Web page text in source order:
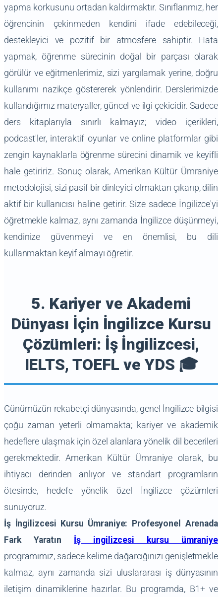
yapma korkusunu ortadan kaldırmaktır. Sınıflarımız, her
öğrencinin çekinmeden kendini ifade edebileceği,
destekleyici ve pozitif bir atmosfere sahiptir. Hata
yapmak, öğrenme sürecinin doğal bir parçası olarak
görülür ve eğitmenlerimiz, sizi yargılamak yerine, doğru
kullanımı nazikçe göstererek yönlendirir. Derslerimizde
kullandığımız materyaller, güncel ve ilgi çekicidir. Sadece
ders kitaplarıyla sınırlı kalmayız; video içerikleri,
podcast'ler, interaktif oyunlar ve online platformlar gibi
zengin kaynaklarla öğrenme sürecini dinamik ve keyifli
hale getiririz. Sonuç olarak, Amerikan Kültür Ümraniye
metodolojisi, sizi pasif bir dinleyici olmaktan çıkarıp, dilin
aktif bir kullanıcısı haline getirir. Size sadece İngilizce'yi
öğretmekle kalmaz, aynı zamanda İngilizce düşünmeyi,
kendinize güvenmeyi ve en önemlisi, bu dili
kullanmaktan keyif almayı öğretir.
5. Kariyer ve Akademi
Dünyası İçin İngilizce Kursu
Çözümleri: İş İngilizcesi,
IELTS, TOEFL ve YDS 🎓
Günümüzün rekabetçi dünyasında, genel İngilizce bilgisi
çoğu zaman yeterli olmamakta; kariyer ve akademik
hedeflere ulaşmak için özel alanlara yönelik dil becerileri
gerekmektedir. Amerikan Kültür Ümraniye olarak, bu
ihtiyacı derinden anlıyor ve standart programların
ötesinde, hedefe yönelik özel İngilizce çözümleri
sunuyoruz.
İş İngilizcesi Kursu Ümraniye: Profesyonel Arenada
Fark Yaratın
İş ingilizcesi kursu ümraniye
programımız, sadece kelime dağarcığınızı genişletmekle
kalmaz, aynı zamanda sizi uluslararası iş dünyasının
iletişim dinamiklerine hazırlar. Bu programda, B1+ ve